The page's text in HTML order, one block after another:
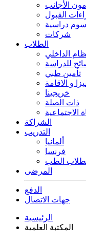
الأجانب
القبول
دراسية
شركات
الطلاب
الداخلي
للدراسة
تأمين طبي
و الاقامة
خريجينا
ذات الصلة
الاجتماعية
الشراكة
التدريب
ألمانيا
فرنسا
لطلاب الطب
المرضى
الدفع
جهات الاتصال
الرئيسية
المكتبة العلمية